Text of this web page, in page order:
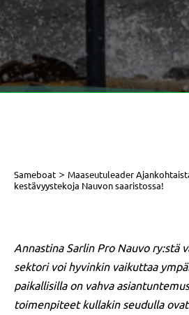
Sameboat > Maaseutuleader
kestävyystekoja Nauvon saaristossa!
Annastina Sarlin Pro Nauvo ry:stä
sektori voi hyvinkin vaikuttaa
paikallisilla on vahva
toimenpiteet kullakin seudulla